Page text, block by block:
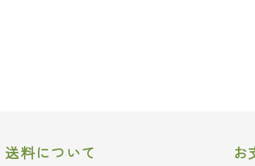
送料について お